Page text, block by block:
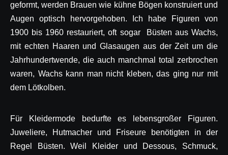
geformt, werden Brauen wie kühne Bögen konstruiert und
Augen optisch hervorgehoben. Ich habe Figuren von
1900 bis 1960 restauriert, oft sogar Büsten aus Wachs,
mit echten Haaren und Glasaugen aus der Zeit um die
Jahrhundertwende, die auch manchmal total zerbrochen
waren, Wachs kann man nicht kleben, das ging nur mit
dem Lötkolben.
Für Kleidermode bedurfte es lebensgroßer Figuren.
Juweliere, Hutmacher und Friseure benötigten in der
Regel Büsten. Weil Kleider und Dessous, Schmuck,